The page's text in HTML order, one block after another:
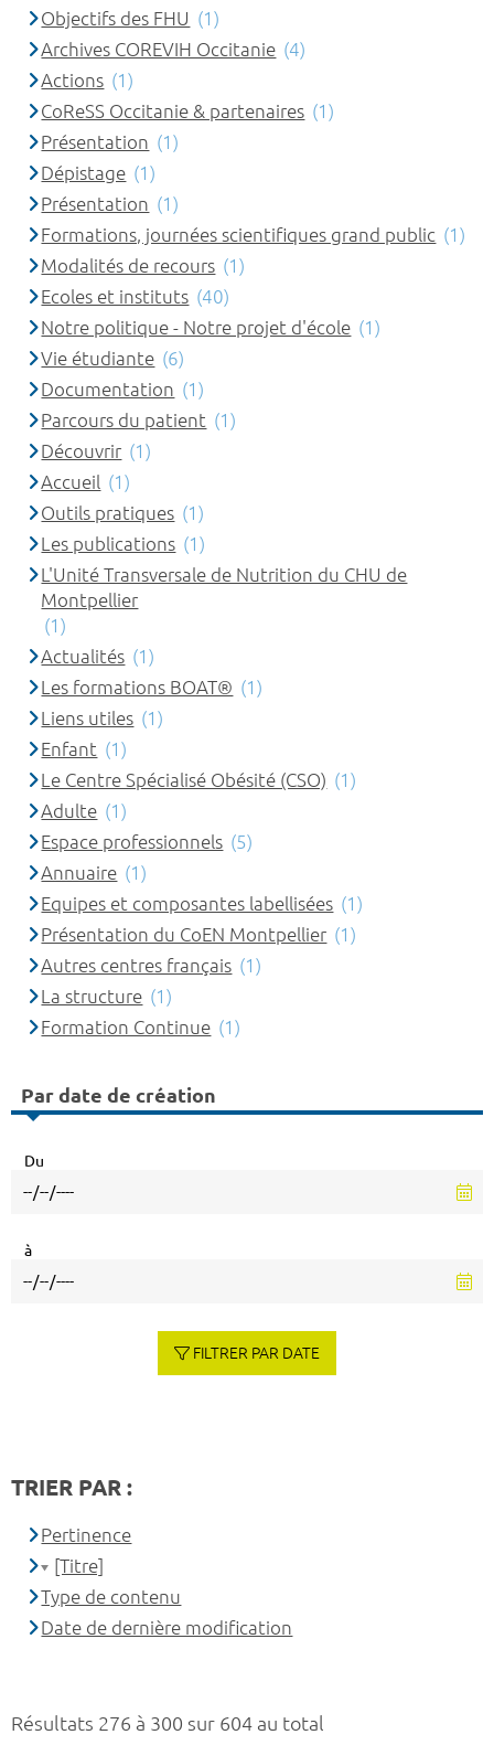
Résultats 276 à 300 sur 604 au total
Objectifs des FHU (1)
Archives COREVIH Occitanie (4)
Actions (1)
CoReSS Occitanie & partenaires (1)
Présentation (1)
Dépistage (1)
Présentation (1)
Formations, journées scientifiques grand public (1)
Modalités de recours (1)
Ecoles et instituts (40)
Notre politique - Notre projet d'école (1)
Vie étudiante (6)
Documentation (1)
Parcours du patient (1)
Découvrir (1)
Accueil (1)
Outils pratiques (1)
Les publications (1)
L'Unité Transversale de Nutrition du CHU de
Montpellier
(1)
Actualités (1)
Les formations BOAT® (1)
Liens utiles (1)
Enfant (1)
Le Centre Spécialisé Obésité (CSO) (1)
Adulte (1)
Espace professionnels (5)
Annuaire (1)
Equipes et composantes labellisées (1)
Présentation du CoEN Montpellier (1)
Autres centres français (1)
La structure (1)
Formation Continue (1)
Par date de création
Du
à
FILTRER PAR DATE
TRIER PAR :
Pertinence
[Titre]
Type de contenu
Date de dernière modification